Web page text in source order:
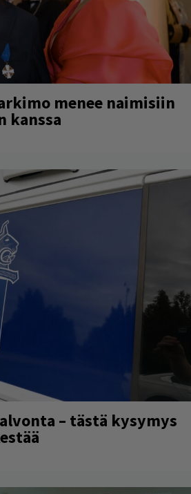
menee naimisiin
kanssa
– tästä kysymys